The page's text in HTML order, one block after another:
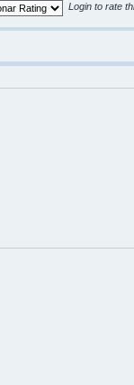
Login to rate